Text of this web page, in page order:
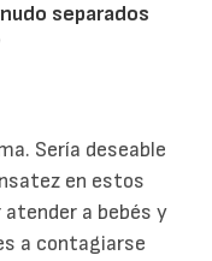
separados
Sería deseable
en estos
a bebés y
a contagiarse